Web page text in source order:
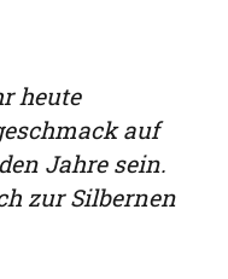
heute
auf
Jahre sein.
zur Silbernen